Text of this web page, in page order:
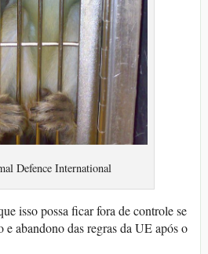
Defence International
isso possa ficar fora de controle se
e abandono das regras da UE após o